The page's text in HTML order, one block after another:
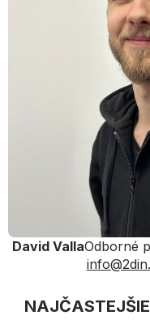
David VallaOdborné